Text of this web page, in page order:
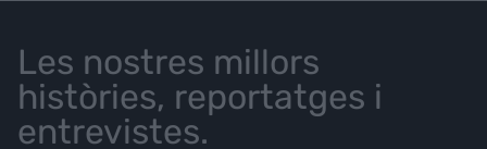
Les nostres millors
històries, reportatges i
entrevistes.